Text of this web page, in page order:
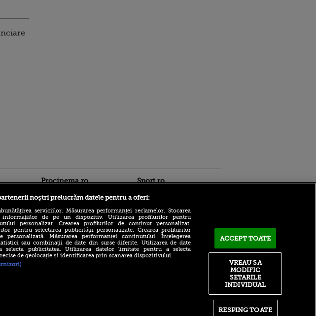
Procinema.ro
Emoții intense pentru
Sport.ro
Răzvan Pleșca nu a menajat
ligile inferioare din
România: „E jale!”. Problema
identificată de eroul lui Gaz
E gata! Ferran Torres a decis
noștri prelucrăm datele pentru a oferi:
serviciilor. Măsurarea performanței reclamelor. Stocarea
informațiilor de pe un dispozitiv. Utilizarea profilurilor pentru
personalizat. Crearea profilurilor de conținut personalizat.
pentru selectarea publicității personalizate. Crearea profilurilor
personalizată. Măsurarea performanței conținutului. Înțelegerea
sau combinații de date din surse diferite. Utilizarea de date
selecta publicitatea. Utilizarea datelor limitate pentru a selecta
de geolocație și identificarea prin scanarea dispozitivului.
ACCEPT TOATE
RESPING TOATE
VREAU SA
MODIFIC
SETARILE
INDIVIDUAL